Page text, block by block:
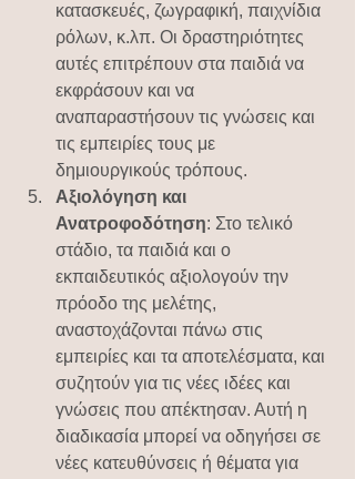
κατασκευές, ζωγραφική, παιχνίδια
ρόλων, κ.λπ. Οι δραστηριότητες
αυτές επιτρέπουν στα παιδιά να
εκφράσουν και να
αναπαραστήσουν τις γνώσεις και
τις εμπειρίες τους με
δημιουργικούς τρόπους.
Αξιολόγηση και
Ανατροφοδότηση: Στο τελικό
στάδιο, τα παιδιά και ο
εκπαιδευτικός αξιολογούν την
πρόοδο της μελέτης,
αναστοχάζονται πάνω στις
εμπειρίες και τα αποτελέσματα, και
συζητούν για τις νέες ιδέες και
γνώσεις που απέκτησαν. Αυτή η
διαδικασία μπορεί να οδηγήσει σε
νέες κατευθύνσεις ή θέματα για